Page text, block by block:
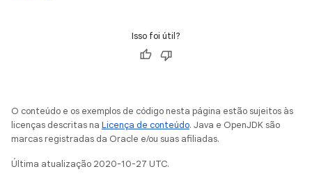
Isso foi útil?
O conteúdo e os exemplos de código nesta página estão sujeitos às
licenças descritas na Licença de conteúdo. Java e OpenJDK são
marcas registradas da Oracle e/ou suas afiliadas.
Última atualização 2020-10-27 UTC.